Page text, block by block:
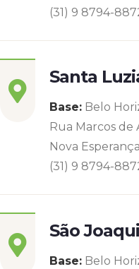
(31) 9 8794-
Santa
Base: Belo
Rua Marcos de
Nova Esperança
(31) 9 8794-
São
Base: Belo